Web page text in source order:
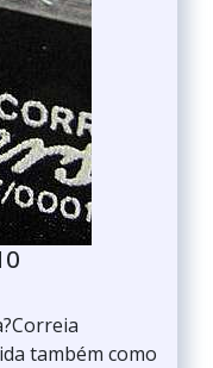
também como